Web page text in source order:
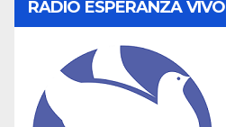
RADIO ESPERANZA VIVO